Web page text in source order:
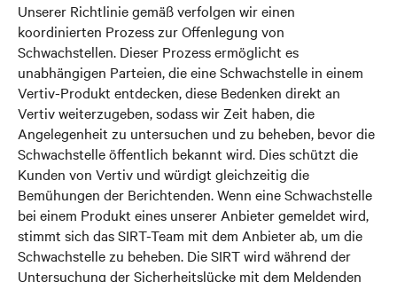
Unserer Richtlinie gemäß verfolgen wir einen
koordinierten Prozess zur Offenlegung von
Schwachstellen. Dieser Prozess ermöglicht es
unabhängigen Parteien, die eine Schwachstelle in einem
Vertiv-Produkt entdecken, diese Bedenken direkt an
Vertiv weiterzugeben, sodass wir Zeit haben, die
Angelegenheit zu untersuchen und zu beheben, bevor die
Schwachstelle öffentlich bekannt wird. Dies schützt die
Kunden von Vertiv und würdigt gleichzeitig die
Bemühungen der Berichtenden. Wenn eine Schwachstelle
bei einem Produkt eines unserer Anbieter gemeldet wird,
stimmt sich das SIRT-Team mit dem Anbieter ab, um die
Schwachstelle zu beheben. Die SIRT wird während der
Untersuchung der Sicherheitslücke mit dem Meldenden